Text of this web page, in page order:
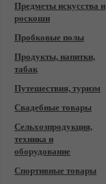
Предметы искусства и
роскоши
Пробковые полы
Продукты, напитки,
табак
Путешествия, туризм
Свадебные товары
Сельхозпродукция,
техника и
оборудование
Спортивные товары